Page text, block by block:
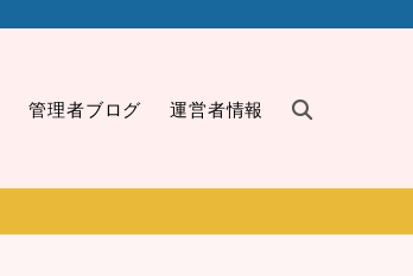
管理者ブログ 運営者情報